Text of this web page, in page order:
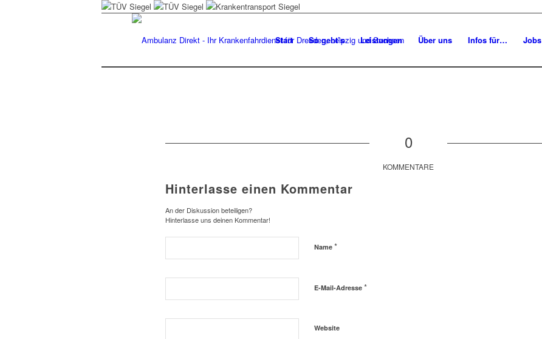
Start So geht’s Leistungen Über uns Infos für… Jobs
0
KOMMENTARE
Hinterlasse einen Kommentar
An der Diskussion beteiligen?
Hinterlasse uns deinen Kommentar!
Name *
E-Mail-Adresse *
Website